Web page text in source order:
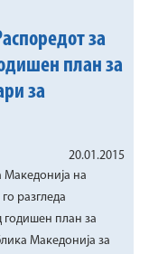
за
план за
за
20.01.2015
на
разгледа
годишен план за
Македонија за